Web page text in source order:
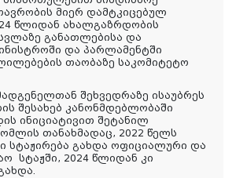
მიერ დამტკიცებულ
წლიდან ახალგაზრდობის
განათლებისა და
და პარლამენტში
თაობაზე საკომიტეტო
შეხვედრაზე ისაუბრეს
შესახებ კანონმდებლობაში
ინიციატივით შეტანილ
თანახმადაც, 2022 წელს
სტაჟირება გახდა ოფიციალური და
სტაჟში, 2024 წლიდან კი